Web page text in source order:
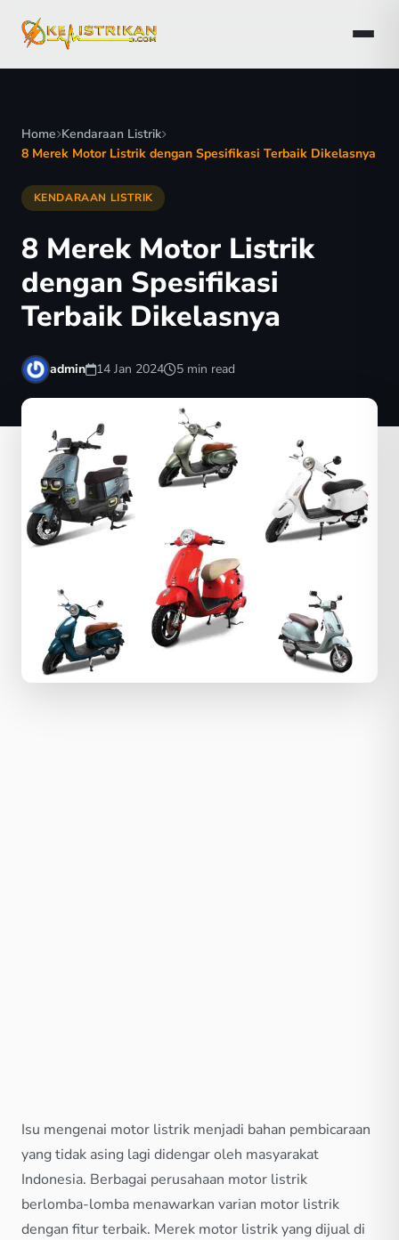
Home Kendaraan Listrik
8 Merek Motor Listrik dengan Spesifikasi Terbaik Dikelasnya
KENDARAAN LISTRIK
8 Merek Motor Listrik
dengan Spesifikasi
Terbaik Dikelasnya
admin 14 Jan 2024 5 min read
Isu mengenai motor listrik menjadi bahan pembicaraan
yang tidak asing lagi didengar oleh masyarakat
Indonesia. Berbagai perusahaan motor listrik
berlomba-lomba menawarkan varian motor listrik
dengan fitur terbaik. Merek motor listrik yang dijual di